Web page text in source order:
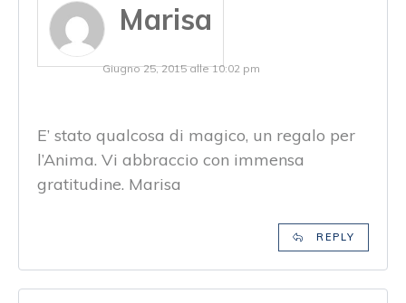
Marisa
Giugno 25, 2015 alle 10:02 pm
E’ stato qualcosa di magico, un regalo per
l’Anima. Vi abbraccio con immensa
gratitudine. Marisa
REPLY